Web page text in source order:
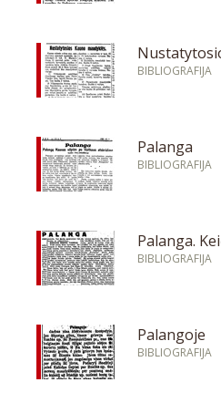
BIBLIOGRAFIJA
Palanga
BIBLIOGRAFIJA
Palanga.
BIBLIOGRAFIJA
Palangoje
BIBLIOGRAFIJA